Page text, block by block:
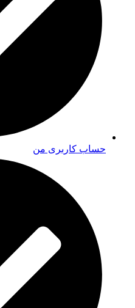
حساب کاربری من